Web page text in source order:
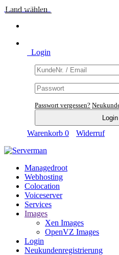
Land wählen
Login
Passwort vergessen?
Warenkorb 0 Widerruf
Managedroot
Webhosting
Colocation
Voiceserver
Services
Images
Xen Images
OpenVZ Images
Login
Neukundenregistrierung